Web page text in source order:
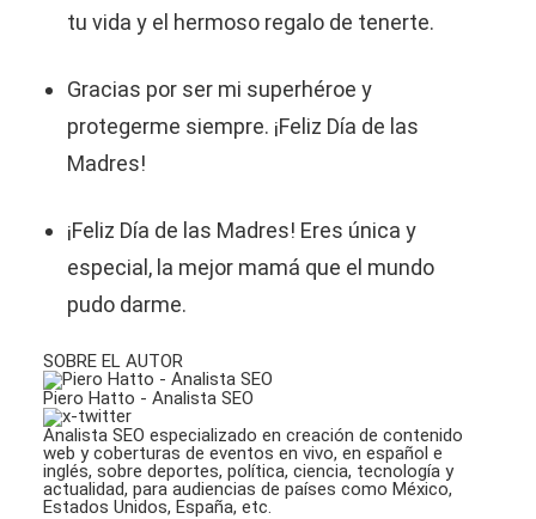
tu vida y el hermoso regalo de tenerte.
Gracias por ser mi superhéroe y
protegerme siempre. ¡Feliz Día de las
Madres!
¡Feliz Día de las Madres! Eres única y
especial, la mejor mamá que el mundo
pudo darme.
SOBRE EL AUTOR
Piero Hatto - Analista SEO
Analista SEO especializado en creación de contenido
web y coberturas de eventos en vivo, en español e
inglés, sobre deportes, política, ciencia, tecnología y
actualidad, para audiencias de países como México,
Estados Unidos, España, etc.